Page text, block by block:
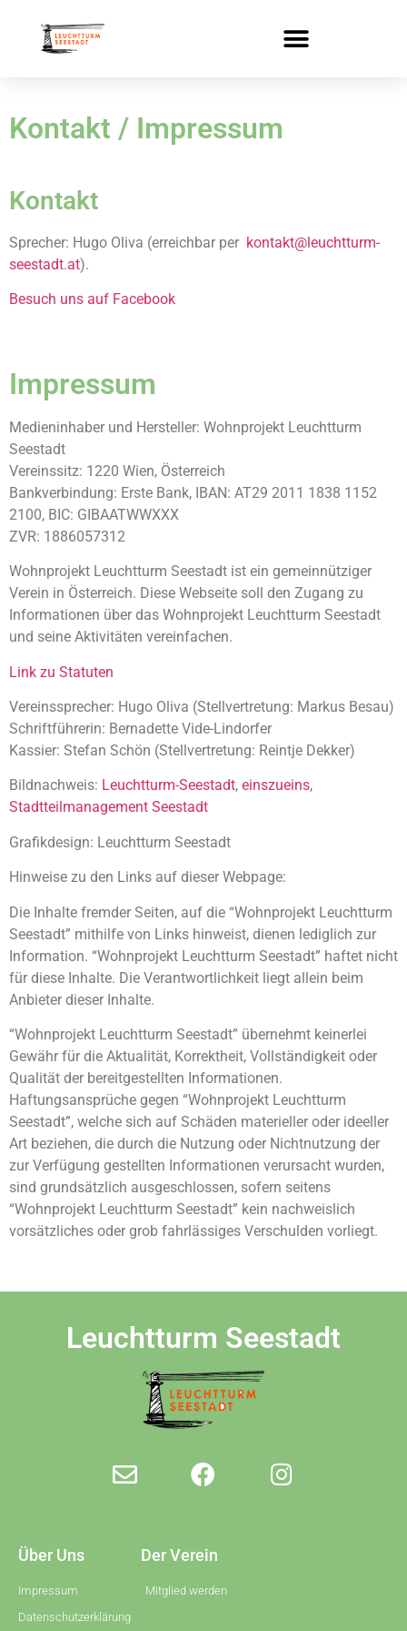
Kontakt / Impressum
Kontakt
Sprecher: Hugo Oliva (erreichbar per kontakt@leuchtturm-
seestadt.at).
Besuch uns auf Facebook
Impressum
Medieninhaber und Hersteller: Wohnprojekt Leuchtturm
Seestadt
Vereinssitz: 1220 Wien, Österreich
Bankverbindung: Erste Bank, IBAN: AT29 2011 1838 1152
2100, BIC: GIBAATWWXXX
ZVR: 1886057312
Wohnprojekt Leuchtturm Seestadt ist ein gemeinnütziger
Verein in Österreich. Diese Webseite soll den Zugang zu
Informationen über das Wohnprojekt Leuchtturm Seestadt
und seine Aktivitäten vereinfachen.
Link zu Statuten
Vereinssprecher: Hugo Oliva (Stellvertretung: Markus Besau)
Schriftführerin: Bernadette Vide-Lindorfer
Kassier: Stefan Schön (Stellvertretung: Reintje Dekker)
Bildnachweis: Leuchtturm-Seestadt, einszueins,
Stadtteilmanagement Seestadt
Grafikdesign: Leuchtturm Seestadt
Hinweise zu den Links auf dieser Webpage:
Die Inhalte fremder Seiten, auf die “Wohnprojekt Leuchtturm
Seestadt” mithilfe von Links hinweist, dienen lediglich zur
Information. “Wohnprojekt Leuchtturm Seestadt” haftet nicht
für diese Inhalte. Die Verantwortlichkeit liegt allein beim
Anbieter dieser Inhalte.
“Wohnprojekt Leuchtturm Seestadt” übernehmt keinerlei
Gewähr für die Aktualität, Korrektheit, Vollständigkeit oder
Qualität der bereitgestellten Informationen.
Haftungsansprüche gegen “Wohnprojekt Leuchtturm
Seestadt”, welche sich auf Schäden materieller oder ideeller
Art beziehen, die durch die Nutzung oder Nichtnutzung der
zur Verfügung gestellten Informationen verursacht wurden,
sind grundsätzlich ausgeschlossen, sofern seitens
“Wohnprojekt Leuchtturm Seestadt” kein nachweislich
vorsätzliches oder grob fahrlässiges Verschulden vorliegt.
Leuchtturm Seestadt
Über Uns
Impressum
Datenschutzerklärung
Der Verein
Mitglied werden